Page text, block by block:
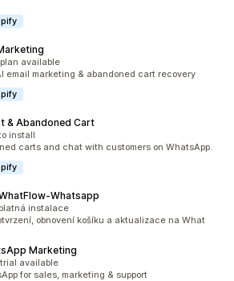
191
available
email marketing & abandoned cart recovery
& Abandoned Cart
59
install
carts and chat with customers on WhatsApp.
330
instalace
obnovení košíku a aktualizace na What
Marketing
211
available
for sales, marketing & support